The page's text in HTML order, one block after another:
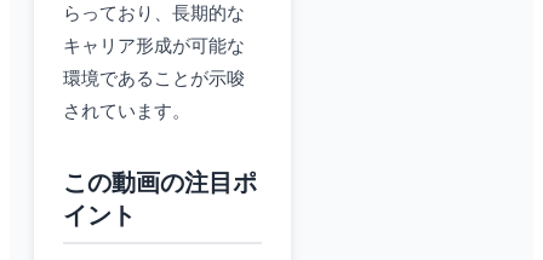
らっており、長期的な
キャリア形成が可能な
環境であることが示唆
されています。
この動画の注目ポ
イント